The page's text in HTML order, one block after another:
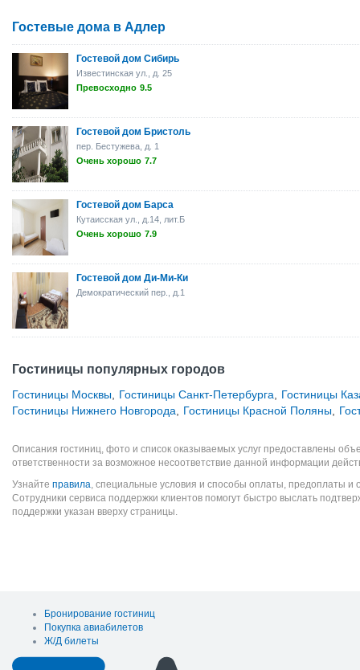
Гостевые дома в Адлер
Гостевой дом Сибирь
Известинская ул., д. 25
Превосходно 9.5
Гостевой дом Бристоль
пер. Бестужева, д. 1
Очень хорошо 7.7
Гостевой дом Барса
Кутаисская ул., д.14, лит.Б
Очень хорошо 7.9
Гостевой дом Ди-Ми-Ки
Демократический пер., д.1
Гостиницы популярных городов
Гостиницы Москвы Гостиницы Санкт-Петербурга
Гостиницы
Гостиницы Нижнего Новгорода
Гостиницы Красной Поляны
Описания гостиниц, фото и список оказываемых услуг предоставлены
ответственности за возможное несоответствие данной информации
Узнайте правила, специальные условия и способы оплаты, предоплаты и
Сотрудники сервиса поддержки клиентов помогут быстро выслать
поддержки указан вверху страницы.
Бронирование гостиниц
Покупка авиабилетов
Ж/Д билеты